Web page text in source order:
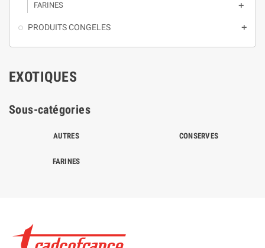
FARINES 
PRODUITS CONGELES 
EXOTIQUES
Sous-catégories
AUTRES CONSERVES
FARINES